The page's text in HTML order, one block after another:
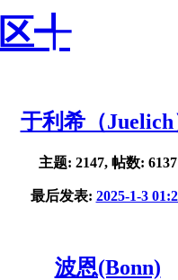
╃
于利希（Juelich
主题: 2147, 帖数: 6137
最后发表: 2025-1-3
波恩(Bonn)